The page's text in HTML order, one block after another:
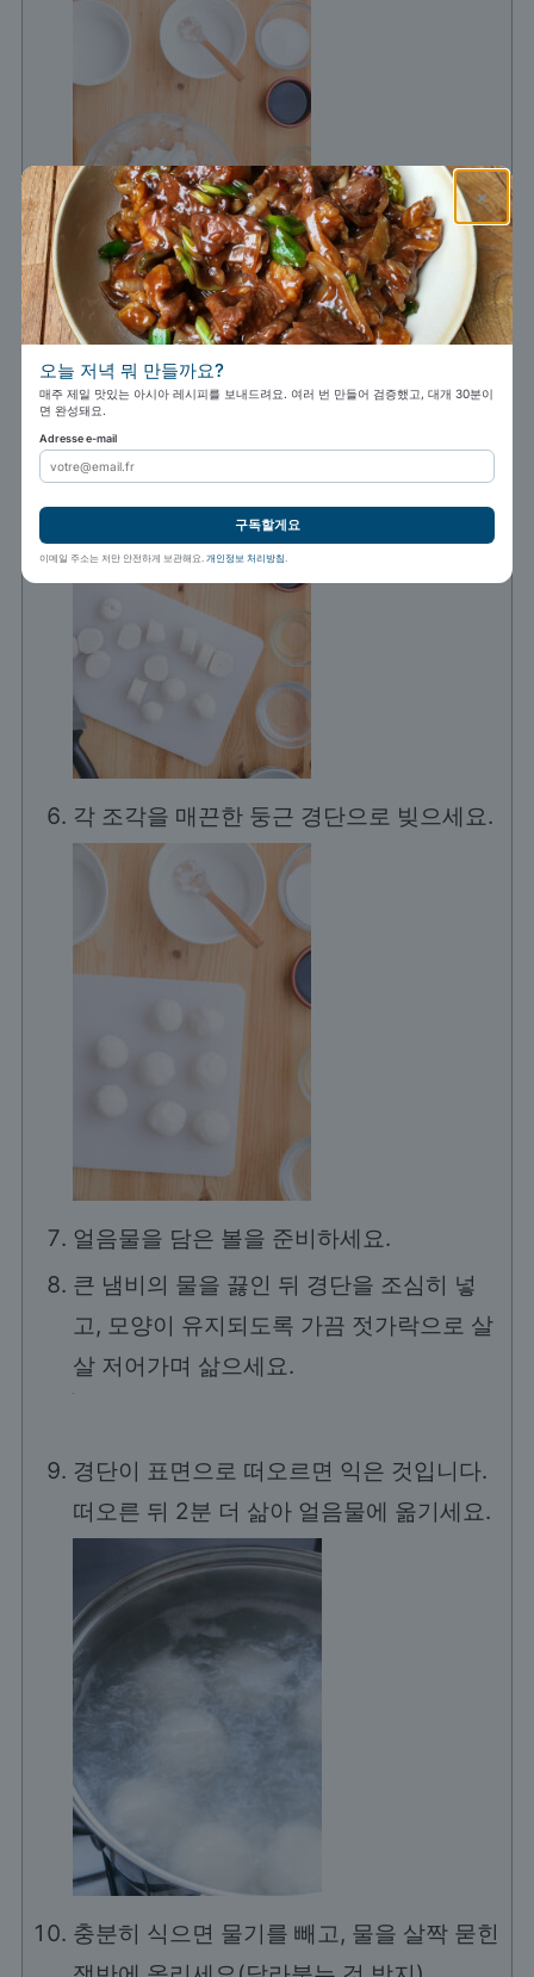
반죽을 하나로 뭉쳐 둥글게 만든 뒤, 원하는
경단 개수만큼 균등하게 나누세요.
각 조각을 매끈한 둥근 경단으로 빚으세요.
얼음물을 담은 볼을 준비하세요.
큰 냄비의 물을 끓인 뒤 경단을 조심히 넣
고, 모양이 유지되도록 가끔 젓가락으로 살
살 저어가며 삶으세요.
경단이 표면으로 떠오르면 익은 것입니다.
떠오른 뒤 2분 더 삶아 얼음물에 옮기세요.
충분히 식으면 물기를 빼고, 물을 살짝 묻힌
×
오늘 저녁 뭐 만들까요?
매주 제일 맛있는 아시아 레시피를 보내드려요. 여러 번 만들어 검증했고, 대개 30분이
면 완성돼요.
Adresse e-mail
구독할게요
이메일 주소는 저만 안전하게 보관해요. 개인정보 처리방침.